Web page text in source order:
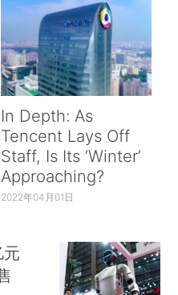
In Depth: As
Tencent Lays Off
Staff, Is Its ‘Winter’
Approaching?
2022年04月01日